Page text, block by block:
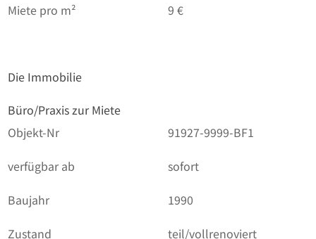
Miete pro m²
9 €
Die Immobilie
Büro/Praxis zur Miete
Objekt-Nr
91927-9999-BF1
verfügbar ab
sofort
Baujahr
1990
Zustand
teil/vollrenoviert